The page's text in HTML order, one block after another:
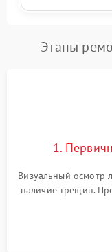
Этапы
1.
Визуальный осмотр
наличие трещин.
передачи
полетное ПО для